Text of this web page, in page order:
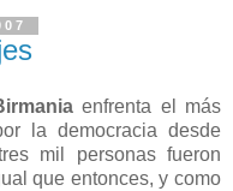
enfrenta el más
la democracia desde
mil personas fueron
que entonces, y como